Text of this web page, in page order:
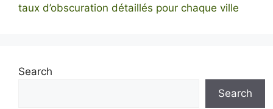
taux d’obscuration détaillés pour chaque ville
Search
Search